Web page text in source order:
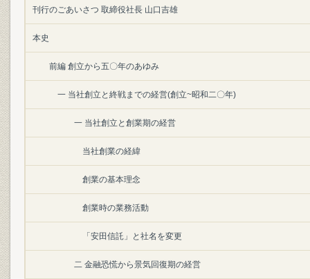
刊行のごあいさつ 取締役社長 山口吉雄
本史
前編 創立から五〇年のあゆみ
一 当社創立と終戦までの経営(創立~昭和二〇年)
一 当社創立と創業期の経営
当社創業の経緯
創業の基本理念
創業時の業務活動
「安田信託」と社名を変更
二 金融恐慌から景気回復期の経営